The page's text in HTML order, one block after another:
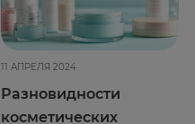
11 АПРЕЛЯ 2024
Разновидности
косметических